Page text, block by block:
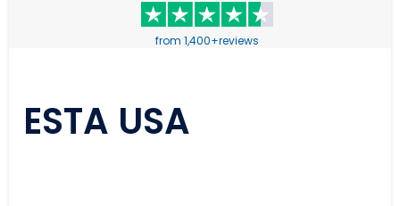
ESTA USA
from 1,400+reviews